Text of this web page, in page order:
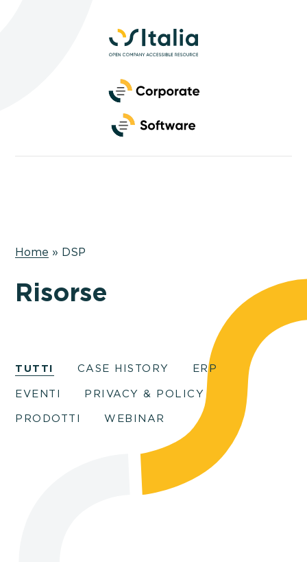
Navigation
Primary
Home » DSP
Risorse
TUTTI CASE HISTORY ERP
EVENTI PRIVACY & POLICY
PRODOTTI WEBINAR